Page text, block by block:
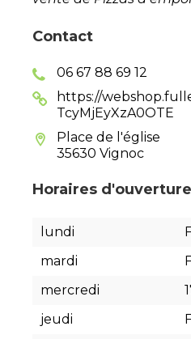
Contact
06 67 88 69 12
https://
TcyMjEyXzA0OTE
Place de l'église
35630 Vignoc
Horaires
lundi
mardi
mercredi
jeudi